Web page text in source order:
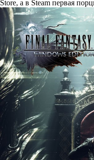
Store, а в Steam первая